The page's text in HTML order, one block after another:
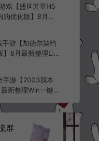
戏【盛世芳華H5
购优化版】8月最
细搭建教程+视频
手游【加德尔契约
】8月最新整理Lin
果双端+详细搭建
手游【2003我本
新整理Win一键
群